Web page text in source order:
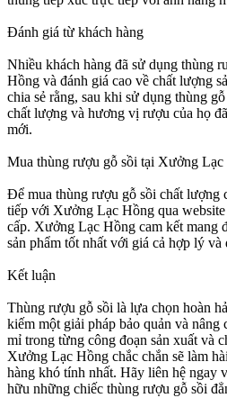
Đánh giá từ khách hàng
Nhiều khách hàng đã sử dụng thùng
Hồng và đánh giá cao về chất lượng
chia sẻ rằng, sau khi sử dụng thùng
chất lượng và hương vị rượu của họ
mới.
Mua thùng rượu gỗ sồi tại Xưởng Lạc
Để mua thùng rượu gỗ sồi chất lượng
tiếp với Xưởng Lạc Hồng qua
cấp. Xưởng Lạc Hồng cam kết mang
sản phẩm tốt nhất với giá cả hợp lý
Kết luận
Thùng rượu gỗ sồi là lựa chọn hoàn
kiếm một giải pháp bảo quản và
mỉ trong từng công đoạn sản xuất và
Xưởng Lạc Hồng chắc chắn sẽ làm
hàng khó tính nhất. Hãy liên hệ ngay
hữu những chiếc thùng rượu gỗ sồi